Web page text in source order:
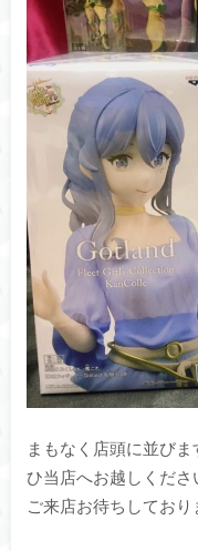
まもなく店頭に並び
ひ当店へお越しくださ
ご来店お待ちしてお